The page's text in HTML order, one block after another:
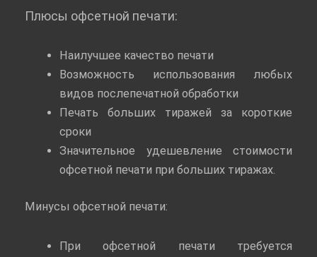
Плюсы офсетной печати:
Наилучшее качество печати
Возможность использования любых
видов послепечатной обработки
Печать больших тиражей за короткие
сроки
Значительное удешевление стоимости
офсетной печати при больших тиражах.
Минусы офсетной печати:
При офсетной печати требуется